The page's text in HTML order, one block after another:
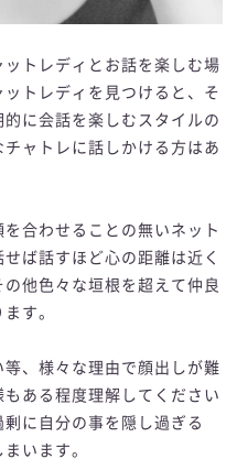
トレディとお話を楽しむ場
トレディを見つけると、そ
に会話を楽しむスタイルの
ャトレに話しかける方はあ
合わせることの無いネット
ば話すほど心の距離は近く
他色々な垣根を超えて仲良
す。
、様々な理由で顔出しが難
ある程度理解してください
に自分の事を隠し過ぎる
います。